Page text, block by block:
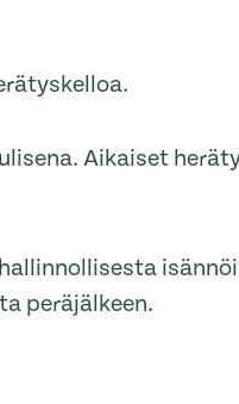
Aikaiset
peräjälkeen.